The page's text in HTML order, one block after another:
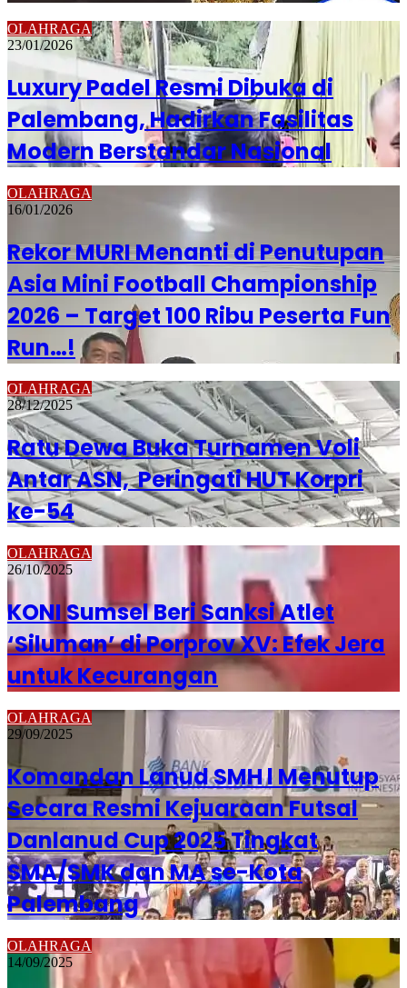
OLAHRAGA
23/01/2026
Luxury Padel Resmi Dibuka di
Palembang, Hadirkan Fasilitas
Modern Berstandar Nasional
OLAHRAGA
16/01/2026
Rekor MURI Menanti di Penutupan
Asia Mini Football Championship
2026 – Target 100 Ribu Peserta Fun
Run…!
OLAHRAGA
28/12/2025
Ratu Dewa Buka Turnamen Voli
Antar ASN, Peringati HUT Korpri
ke-54
OLAHRAGA
26/10/2025
KONI Sumsel Beri Sanksi Atlet
‘Siluman’ di Porprov XV: Efek Jera
untuk Kecurangan
OLAHRAGA
29/09/2025
Komandan Lanud SMH l Menutup
Secara Resmi Kejuaraan Futsal
Danlanud Cup 2025 Tingkat
SMA/SMK dan MA se-Kota
Palembang
OLAHRAGA
14/09/2025